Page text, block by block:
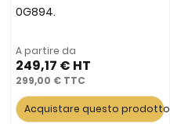
0G894.
A partire da
249,17 €
299,00 €
Acquistare questo prodotto